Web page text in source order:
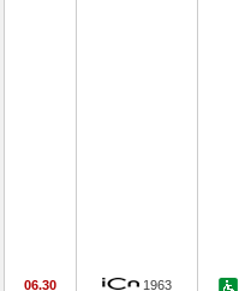
06.30 1963